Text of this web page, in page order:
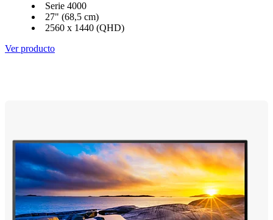
Serie 4000
27" (68,5 cm)
2560 x 1440 (QHD)
Ver producto